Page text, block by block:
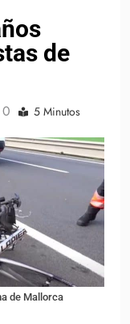
de
0 5 Minutos
de Mallorca